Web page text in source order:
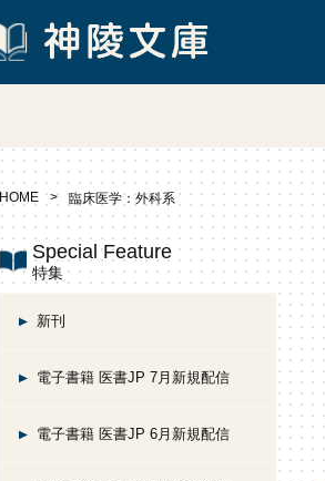
HOME 臨床医学：外科系
Special Feature
特集
新刊
電子書籍 医書JP 7月新規配信
電子書籍 医書JP 6月新規配信